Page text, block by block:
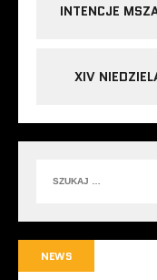
INTENCJE
XIV
NEWS